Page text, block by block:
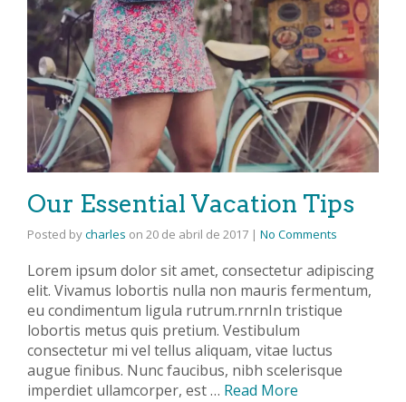
Our Essential Vacation Tips
Posted bycharles on 20 de abril de 2017 | No Comments
Lorem ipsum dolor sit amet, consectetur adipiscing
elit. Vivamus lobortis nulla non mauris fermentum,
eu condimentum ligula rutrum.rnrnIn tristique
lobortis metus quis pretium. Vestibulum
consectetur mi vel tellus aliquam, vitae luctus
augue finibus. Nunc faucibus, nibh scelerisque
imperdiet ullamcorper, est … Read More